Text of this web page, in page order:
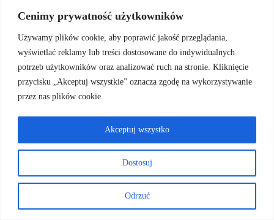
Cenimy prywatność użytkowników
Używamy plików cookie, aby poprawić jakość przeglądania,
wyświetlać reklamy lub treści dostosowane do indywidualnych
potrzeb użytkowników oraz analizować ruch na stronie. Kliknięcie
przycisku „Akceptuj wszystkie” oznacza zgodę na wykorzystywanie
przez nas plików cookie.
Dostosuj
Odrzuć
Akceptuj wszystko